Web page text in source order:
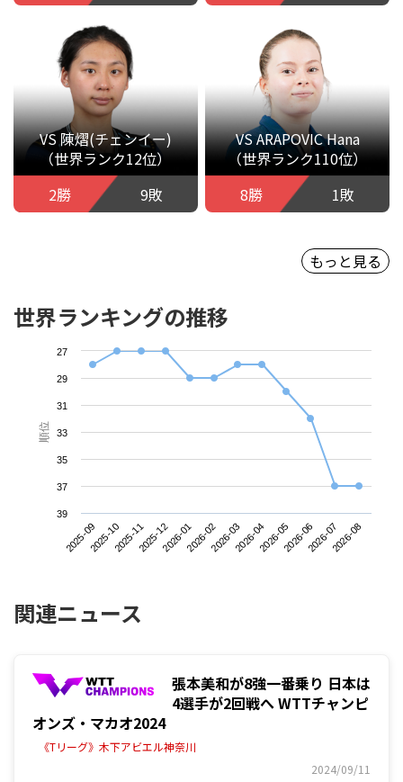
VS 陳熠(チェンイー)
（世界ランク12位）
2勝
9敗
VS ARAPOVIC Hana
（世界ランク110位）
8勝
1敗
もっと見る
世界ランキングの推移
順位
2025-092025-102025-112025-122026-012026-022026-032026-042026-052026-062026-072026-08
27
29
31
33
35
37
39
関連ニュース
張本美和が8強一番乗り 日本は
4選手が2回戦へ WTTチャンピ
オンズ・マカオ2024
《Tリーグ》木下アビエル神奈川
2024/09/11